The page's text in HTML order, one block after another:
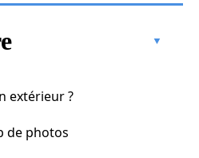
extérieur ?
de photos